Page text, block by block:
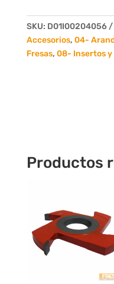
Eje
40
cantidad
SKU: D01I00204056
Accesorios, 04-
Fresas, 08- Insertos y
Productos